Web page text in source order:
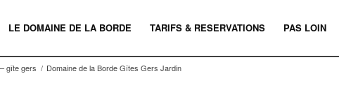
LE DOMAINE DE LA BORDE TARIFS & RESERVATIONS PAS LOIN
gîte gers / Domaine de la Borde Gîtes Gers Jardin